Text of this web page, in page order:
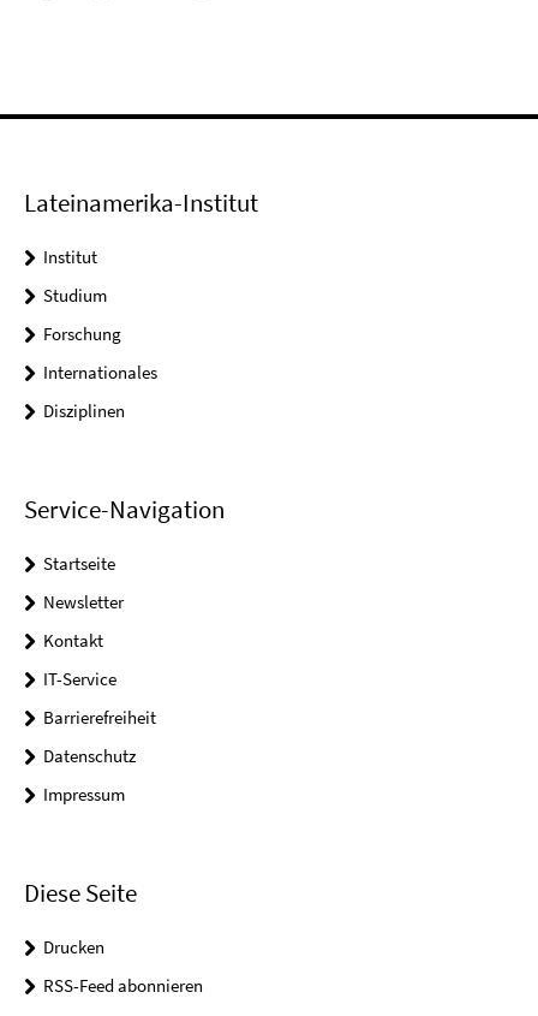
Lateinamerika-Institut
Institut
Studium
Forschung
Internationales
Disziplinen
Service-Navigation
Startseite
Newsletter
Kontakt
IT-Service
Barrierefreiheit
Datenschutz
Impressum
Diese Seite
Drucken
RSS-Feed abonnieren